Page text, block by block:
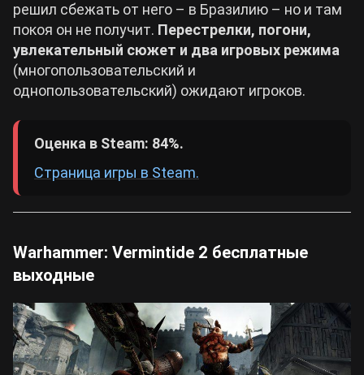
решил сбежать от него – в Бразилию – но и там
покоя он не получит. Перестрелки, погони,
увлекательный сюжет и два игровых режима
(многопользовательский и
однопользовательский) ожидают игроков.
Оценка в Steam: 84%.
Страница игры в Steam.
Warhammer: Vermintide 2 бесплатные
выходные